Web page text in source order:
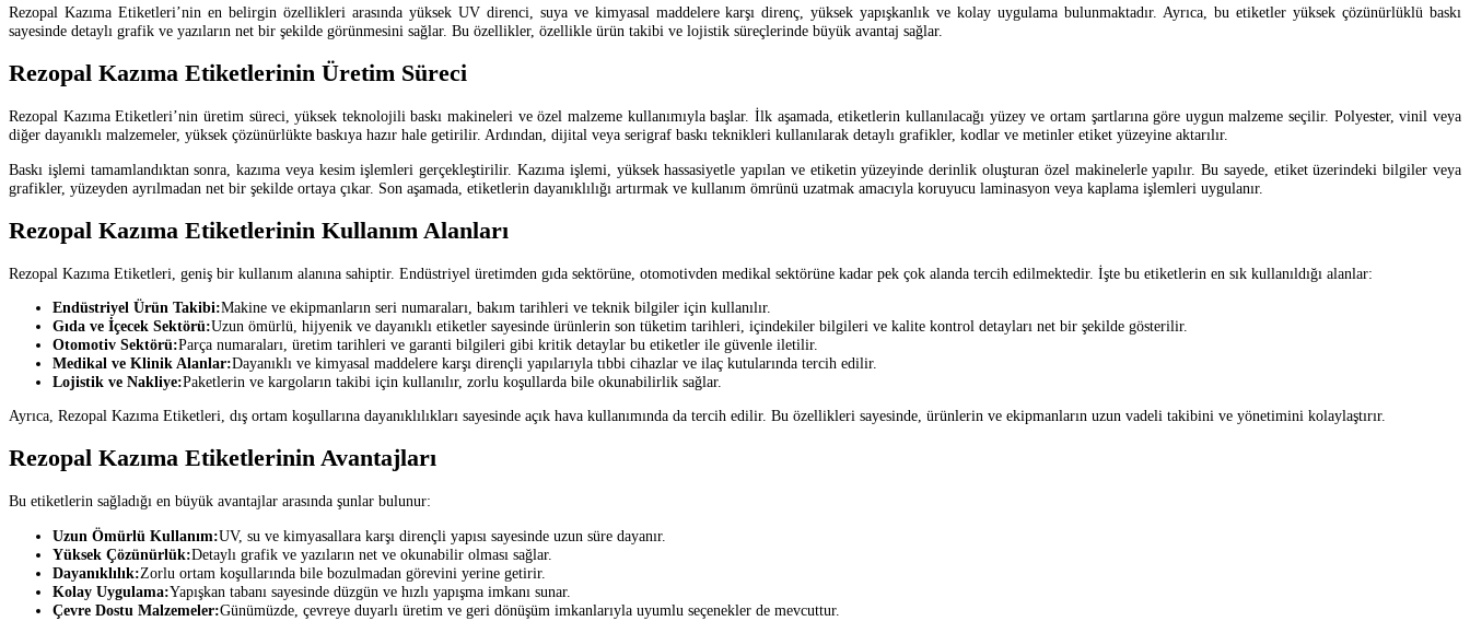
Rezopal Kazıma Etiketleri’nin en belirgin özellikleri arasında yüksek UV direnci, suya ve kimyasal maddelere karşı direnç, yüksek yapışkanlık ve kolay uygulama bulunmaktadır. Ayrıca, bu etiketler yüksek çözünürlüklü baskı
sayesinde detaylı grafik ve yazıların net bir şekilde görünmesini sağlar. Bu özellikler, özellikle ürün takibi ve lojistik süreçlerinde büyük avantaj sağlar.
Rezopal Kazıma Etiketlerinin Üretim Süreci
Rezopal Kazıma Etiketleri’nin üretim süreci, yüksek teknolojili baskı makineleri ve özel malzeme kullanımıyla başlar. İlk aşamada, etiketlerin kullanılacağı yüzey ve ortam şartlarına göre uygun malzeme seçilir. Polyester, vinil veya
diğer dayanıklı malzemeler, yüksek çözünürlükte baskıya hazır hale getirilir. Ardından, dijital veya serigraf baskı teknikleri kullanılarak detaylı grafikler, kodlar ve metinler etiket yüzeyine aktarılır.
Baskı işlemi tamamlandıktan sonra, kazıma veya kesim işlemleri gerçekleştirilir. Kazıma işlemi, yüksek hassasiyetle yapılan ve etiketin yüzeyinde derinlik oluşturan özel makinelerle yapılır. Bu sayede, etiket üzerindeki bilgiler veya
grafikler, yüzeyden ayrılmadan net bir şekilde ortaya çıkar. Son aşamada, etiketlerin dayanıklılığı artırmak ve kullanım ömrünü uzatmak amacıyla koruyucu laminasyon veya kaplama işlemleri uygulanır.
Rezopal Kazıma Etiketlerinin Kullanım Alanları
Rezopal Kazıma Etiketleri, geniş bir kullanım alanına sahiptir. Endüstriyel üretimden gıda sektörüne, otomotivden medikal sektörüne kadar pek çok alanda tercih edilmektedir. İşte bu etiketlerin en sık kullanıldığı alanlar:
Endüstriyel Ürün Takibi:Makine ve ekipmanların seri numaraları, bakım tarihleri ve teknik bilgiler için kullanılır.
Gıda ve İçecek Sektörü:Uzun ömürlü, hijyenik ve dayanıklı etiketler sayesinde ürünlerin son tüketim tarihleri, içindekiler bilgileri ve kalite kontrol detayları net bir şekilde gösterilir.
Otomotiv Sektörü:Parça numaraları, üretim tarihleri ve garanti bilgileri gibi kritik detaylar bu etiketler ile güvenle iletilir.
Medikal ve Klinik Alanlar:Dayanıklı ve kimyasal maddelere karşı dirençli yapılarıyla tıbbi cihazlar ve ilaç kutularında tercih edilir.
Lojistik ve Nakliye:Paketlerin ve kargoların takibi için kullanılır, zorlu koşullarda bile okunabilirlik sağlar.
Ayrıca, Rezopal Kazıma Etiketleri, dış ortam koşullarına dayanıklılıkları sayesinde açık hava kullanımında da tercih edilir. Bu özellikleri sayesinde, ürünlerin ve ekipmanların uzun vadeli takibini ve yönetimini kolaylaştırır.
Rezopal Kazıma Etiketlerinin Avantajları
Bu etiketlerin sağladığı en büyük avantajlar arasında şunlar bulunur:
Uzun Ömürlü Kullanım:UV, su ve kimyasallara karşı dirençli yapısı sayesinde uzun süre dayanır.
Yüksek Çözünürlük:Detaylı grafik ve yazıların net ve okunabilir olması sağlar.
Dayanıklılık:Zorlu ortam koşullarında bile bozulmadan görevini yerine getirir.
Kolay Uygulama:Yapışkan tabanı sayesinde düzgün ve hızlı yapışma imkanı sunar.
Çevre Dostu Malzemeler:Günümüzde, çevreye duyarlı üretim ve geri dönüşüm imkanlarıyla uyumlu seçenekler de mevcuttur.